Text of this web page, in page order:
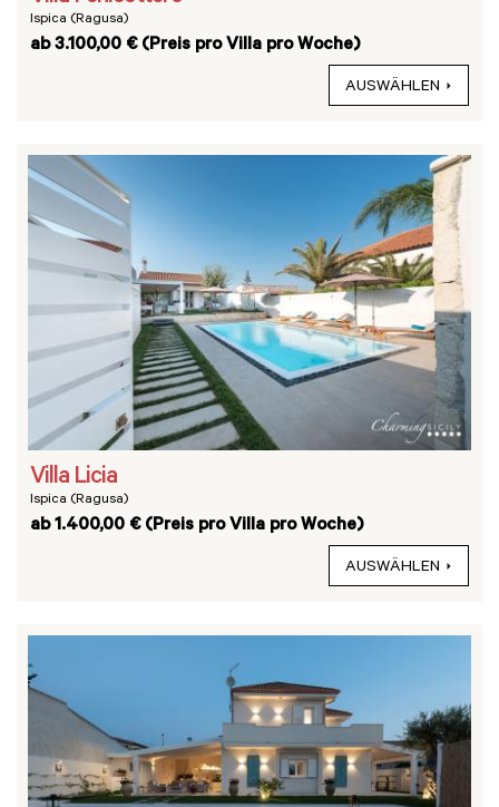
Ispica (Ragusa)
ab 3.100,00 € (Preis pro Villa pro Woche)
AUSWÄHLEN
Villa Licia
Ispica (Ragusa)
ab 1.400,00 € (Preis pro Villa pro Woche)
AUSWÄHLEN